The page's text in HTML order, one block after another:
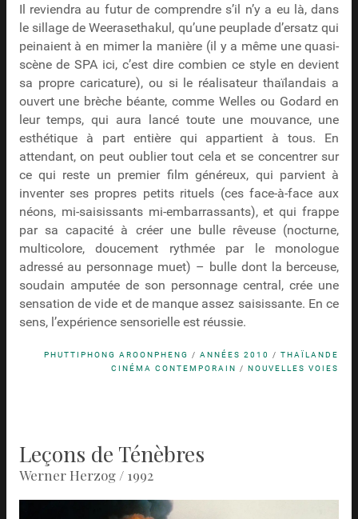
Il reviendra au futur de comprendre s’il n’y a eu là, dans
le sillage de Weerasethakul, qu’une peuplade d’ersatz qui
peinaient à en mimer la manière (il y a même une quasi-
scène de SPA ici, c’est dire combien ce style en devient
sa propre caricature), ou si le réalisateur thaïlandais a
ouvert une brèche béante, comme Welles ou Godard en
leur temps, qui aura lancé toute une mouvance, une
esthétique à part entière qui appartient à tous. En
attendant, on peut oublier tout cela et se concentrer sur
ce qui reste un premier film généreux, qui parvient à
inventer ses propres petits rituels (ces face-à-face aux
néons, mi-saisissants mi-embarrassants), et qui frappe
par sa capacité à créer une bulle rêveuse (nocturne,
multicolore, doucement rythmée par le monologue
adressé au personnage muet) – bulle dont la berceuse,
soudain amputée de son personnage central, crée une
sensation de vide et de manque assez saisissante. En ce
sens, l’expérience sensorielle est réussie.
PHUTTIPHONG AROONPHENG /ANNÉES 2010 /THAÏLANDE
CINÉMA CONTEMPORAIN /NOUVELLES VOIES
Leçons de Ténèbres
Werner Herzog / 1992